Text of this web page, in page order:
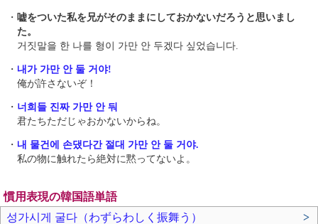
・ 嘘をついた私を兄がそのままにしておかないだろうと思いまし
た。
거짓말을 한 나를 형이 가만 안 두겠다 싶었습니다.
・ 내가 가만 안 둘 거야!
俺が許さないぞ！
・ 너희들 진짜 가만 안 둬
君たちただじゃおかないからね。
・ 내 물건에 손댔다간 절대 가만 안 둘 거야.
私の物に触れたら絶対に黙ってないよ。
慣用表現の韓国語単語
성가시게 굴다（わずらわしく振舞う）
>